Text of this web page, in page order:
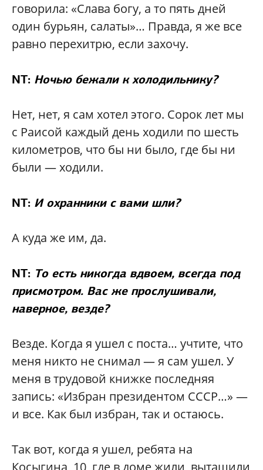
говорила: «Слава богу, а то пять дней
один бурьян, салаты»… Правда, я же все
равно перехитрю, если захочу.
NT: Ночью бежали к холодильнику?
Нет, нет, я сам хотел этого. Сорок лет мы
с Раисой каждый день ходили по шесть
километров, что бы ни было, где бы ни
были — ходили.
NT: И охранники с вами шли?
А куда же им, да.
NT: То есть никогда вдвоем, всегда под
присмотром. Вас же прослушивали,
наверное, везде?
Везде. Когда я ушел с поста… учтите, что
меня никто не снимал — я сам ушел. У
меня в трудовой книжке последняя
запись: «Избран президентом СССР…» —
и все. Как был избран, так и остаюсь.
Так вот, когда я ушел, ребята на